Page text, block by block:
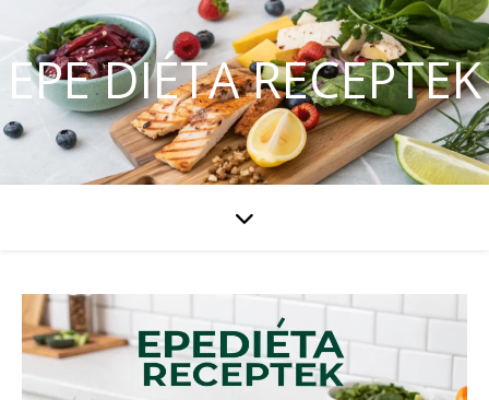
EPE DIÉTA RECEPTEK